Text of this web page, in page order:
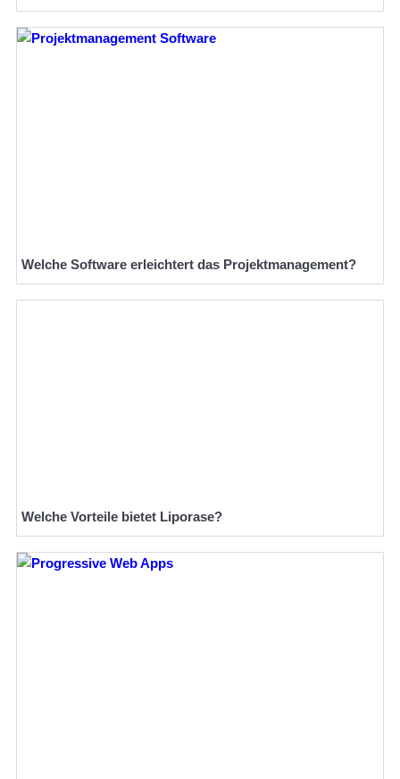
Welche Software erleichtert das Projektmanagement?
Welche Vorteile bietet Liporase?